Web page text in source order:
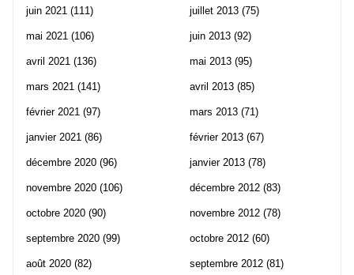
juin 2021 (111)
mai 2021 (106)
avril 2021 (136)
mars 2021 (141)
février 2021 (97)
janvier 2021 (86)
décembre 2020 (96)
novembre 2020 (106)
octobre 2020 (90)
septembre 2020 (99)
août 2020 (82)
juillet 2013 (75)
juin 2013 (92)
mai 2013 (95)
avril 2013 (85)
mars 2013 (71)
février 2013 (67)
janvier 2013 (78)
décembre 2012 (83)
novembre 2012 (78)
octobre 2012 (60)
septembre 2012 (81)